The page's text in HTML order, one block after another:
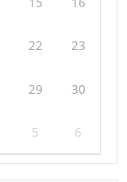
22 23
29 30
5 6